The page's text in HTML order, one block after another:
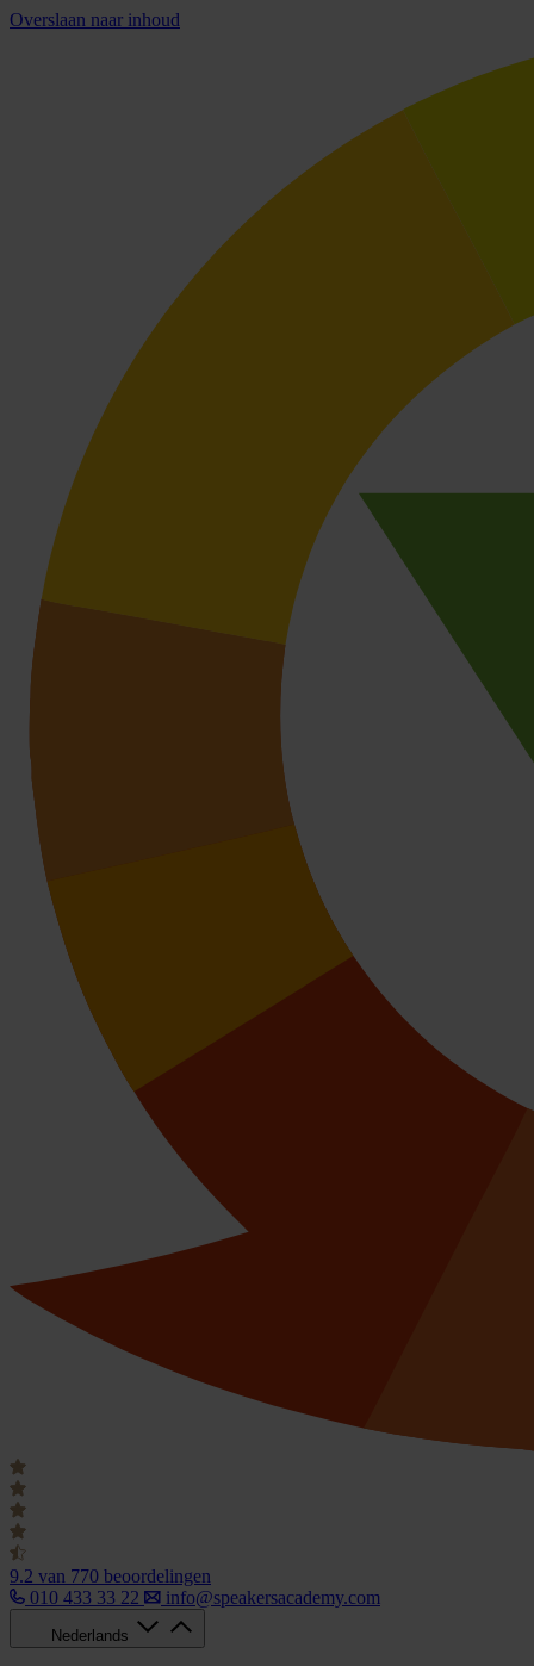
Overslaan naar inhoud
9.2 van 770 beoordelingen
010 433 33 22
info@speakersacademy.com
Nederlands